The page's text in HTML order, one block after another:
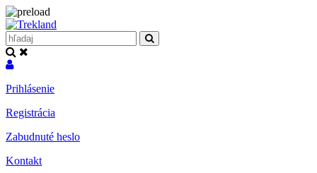
Prihlásenie
Registrácia
Zabudnuté heslo
Kontakt